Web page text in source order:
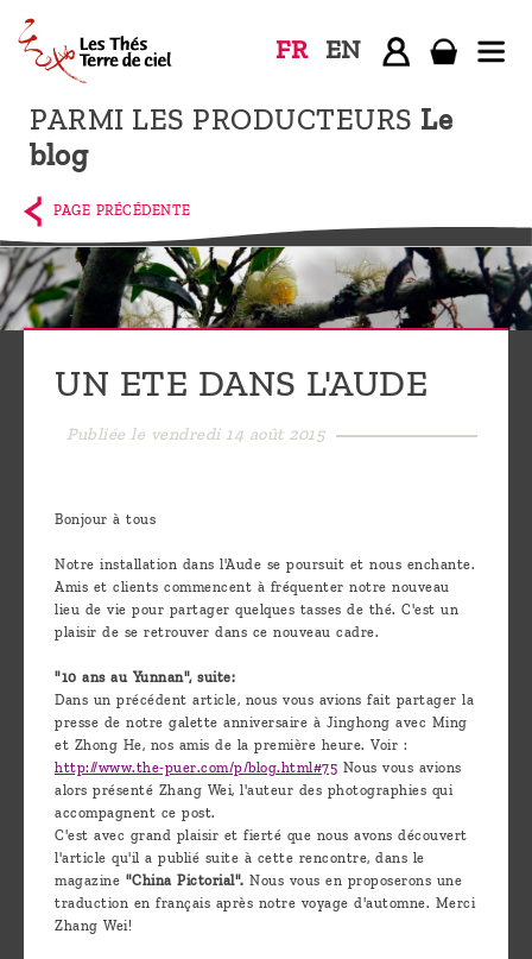
PARMI LES PRODUCTEURS Le
blog
FR EN
Accueil
La
boutique
Terre de
Ciel
Parmi les
le blog
nous ?
Découvrir
le thé
Pu'Erh
Comment
infuser
votre thé
Contactez-
nous !
PAGE PRÉCÉDENTE
UN ETE DANS L'AUDE
Publiée le vendredi 14 août 2015
Bonjour à tous
Notre installation dans l'Aude se poursuit et nous enchante.
Amis et clients commencent à fréquenter notre nouveau
lieu de vie pour partager quelques tasses de thé. C'est un
plaisir de se retrouver dans ce nouveau cadre.
"10 ans au Yunnan", suite:
Dans un précédent article, nous vous avions fait partager la
presse de notre galette anniversaire à Jinghong avec Ming
et Zhong He, nos amis de la première heure. Voir :
http://www.the-puer.com/p/blog.html#75 Nous vous avions
alors présenté Zhang Wei, l'auteur des photographies qui
accompagnent ce post.
C'est avec grand plaisir et fierté que nous avons découvert
l'article qu'il a publié suite à cette rencontre, dans le
magazine "China Pictorial". Nous vous en proposerons une
traduction en français après notre voyage d'automne. Merci
Zhang Wei!